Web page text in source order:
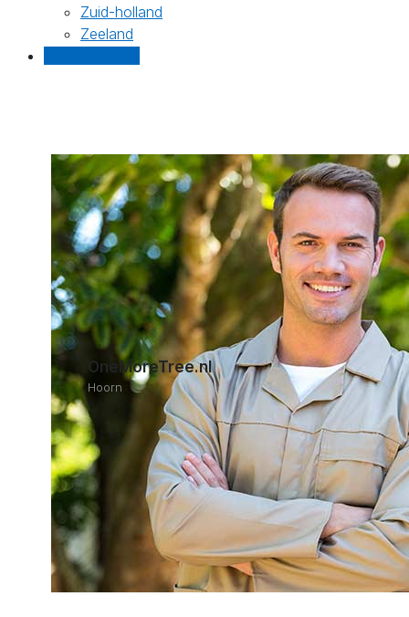
Zuid-holland
Zeeland
OneMoreTree.nl
Hoorn